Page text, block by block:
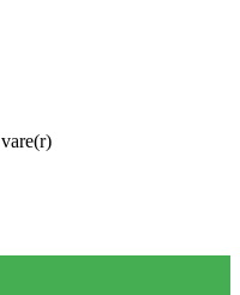
vare(r)